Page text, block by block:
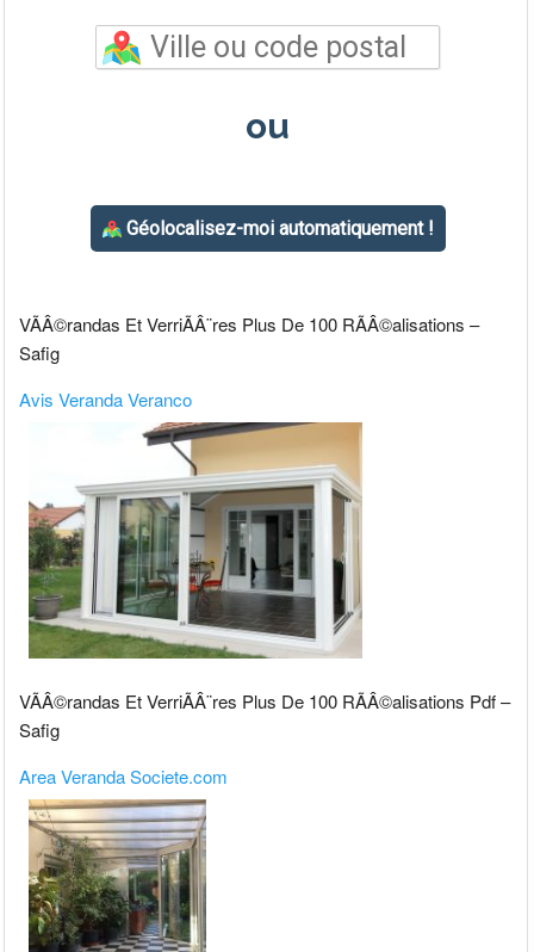
VÃÂ©randas Et VerriÃÂ¨res Plus De 100 RÃÂ©alisations –
Safig
Avis Veranda Veranco
VÃÂ©randas Et VerriÃÂ¨res Plus De 100 RÃÂ©alisations Pdf –
Safig
Area Veranda Societe.com